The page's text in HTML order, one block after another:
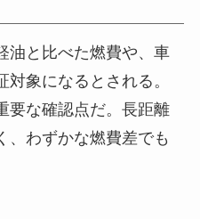
油と比べた燃費や、車
象になるとされる。
要な確認点だ。長距離
、わずかな燃費差でも